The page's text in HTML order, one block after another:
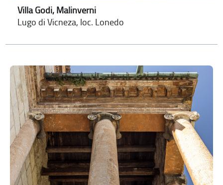
Villa Godi, Malinverni
Lugo di Vicneza, loc. Lonedo